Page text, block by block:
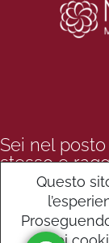
Sei nel
stesso e
Questo